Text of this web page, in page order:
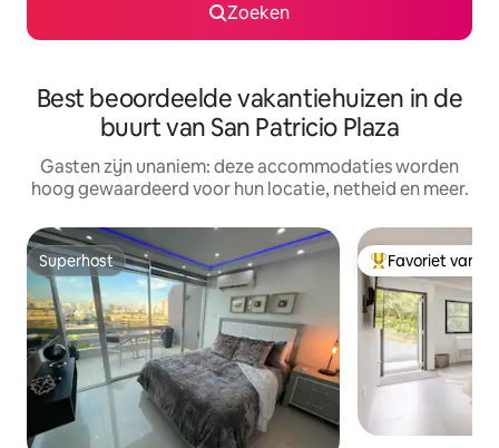
Zoeken
Best beoordeelde vakantiehuizen in de
buurt van San Patricio Plaza
Gasten zijn unaniem: deze accommodaties worden
hoog gewaardeerd voor hun locatie, netheid en meer.
Superhost
Superhost Topfavoriet van
Favoriet van